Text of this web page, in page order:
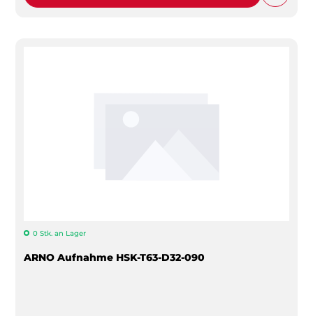
0 Stk. an Lager
ARNO Aufnahme HSK-T63-D32-090